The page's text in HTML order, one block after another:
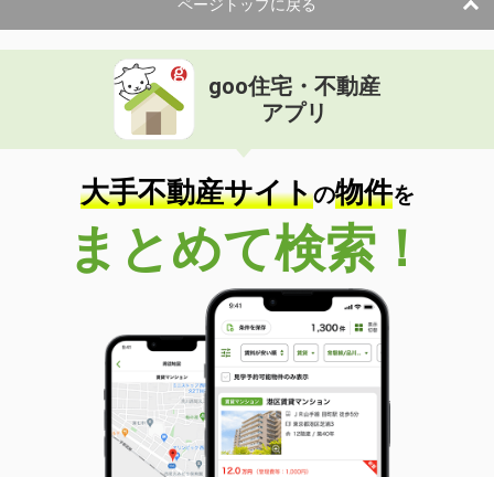
ページトップに戻る
goo住宅・不動産
アプリ
大手不動産サイトの物件を
まとめて検索！